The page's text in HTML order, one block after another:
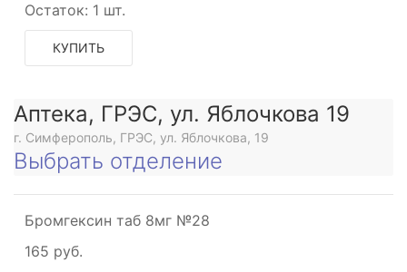
Остаток: 1 шт.
КУПИТЬ
Аптека, ГРЭС, ул. Яблочкова 19
г. Симферополь, ГРЭС, ул. Яблочкова, 19
Выбрать отделение
Бромгексин таб 8мг №28
165 руб.